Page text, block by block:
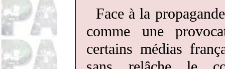
Face à la
comme une
certains médias